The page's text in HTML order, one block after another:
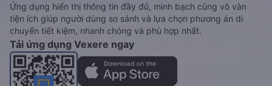
Ứng dụng hiển thị thông tin đầy đủ, minh bạch cùng vô vàn
tiện ích giúp người dùng so sánh và lựa chọn phương án di
chuyển tiết kiệm, nhanh chóng và phù hợp nhất.
Tải ứng dụng Vexere ngay